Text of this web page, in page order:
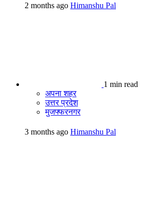
2 months ago Himanshu Pal
1 min read
अपना शहर
उत्तर प्रदेश
मुजफ्फरनगर
3 months ago Himanshu Pal